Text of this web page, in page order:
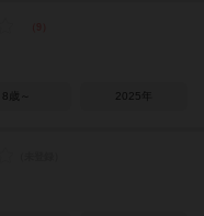
8歳～ 2025年